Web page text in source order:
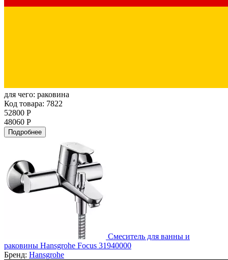
для чего: раковина
Код товара: 7822
52800 Р
48060 Р
Подробнее
Смеситель для ванны и
раковины Hansgrohe Focus 31940000
Бренд: Hansgrohe